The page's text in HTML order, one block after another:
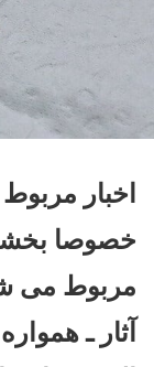
اخبار
خصوصا بخشی
مربوط می
آثار ـ